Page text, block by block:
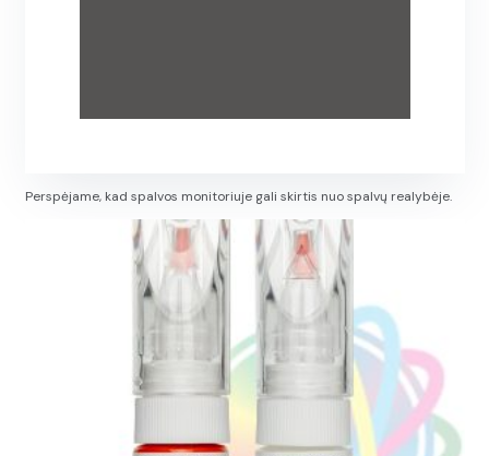
Perspėjame, kad spalvos monitoriuje gali skirtis nuo spalvų realybėje.